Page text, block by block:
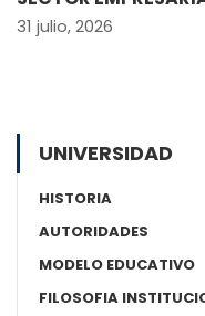
31 julio, 2026
UNIVERSIDAD
HISTORIA
AUTORIDADES
MODELO EDUCATIVO
FILOSOFIA